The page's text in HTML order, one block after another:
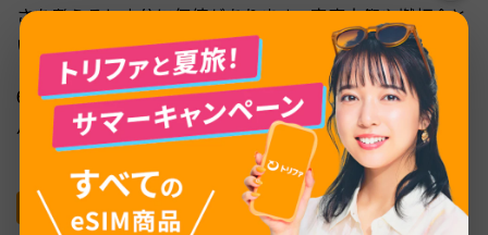
さを考えると十分に価値があります。宗廟大祭や燃灯会と
いった伝統的なお祭りも5月に開催されます。
6月は梅雨の始まりに注意が必要です。例年6月下旬から7
月にかけて梅雨入りしますが、6月上旬はまだ晴天が多
く、梅雨前の穴場シーズンといえます。
7月〜9月：夏から初秋の韓国